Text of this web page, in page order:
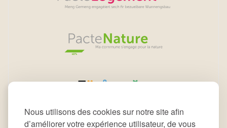
Nous utilisons des cookies sur notre site afin
d’améliorer votre expérience utilisateur, de vous